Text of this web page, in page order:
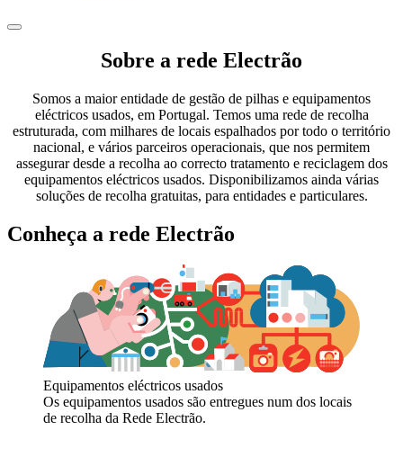
Sobre a rede Electrão
Somos a maior entidade de gestão de pilhas e equipamentos
eléctricos usados, em Portugal. Temos uma rede de recolha
estruturada, com milhares de locais espalhados por todo o território
nacional, e vários parceiros operacionais, que nos permitem
assegurar desde a recolha ao correcto tratamento e reciclagem dos
equipamentos eléctricos usados. Disponibilizamos ainda várias
soluções de recolha gratuitas, para entidades e particulares.
Conheça a rede Electrão
Equipamentos eléctricos usados
Os equipamentos usados são entregues num dos locais
de recolha da Rede Electrão.